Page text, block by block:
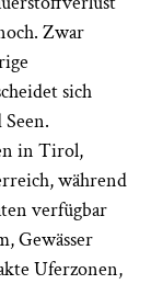
Zwar
sich
in Tirol,
während
verfügbar
Gewässer
Uferzonen,